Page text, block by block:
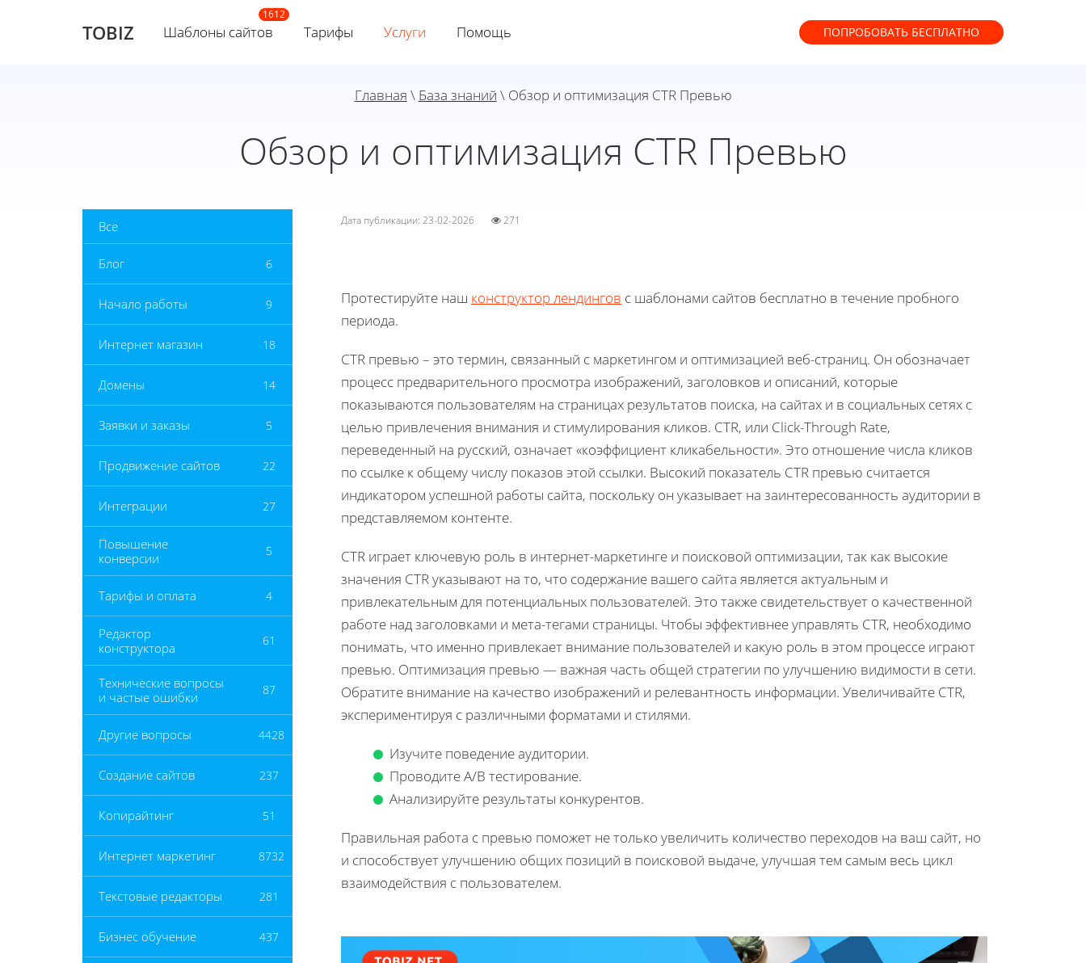
TOBIZ Шаблоны сайтов Тарифы Услуги Помощь ПОПРОБОВАТЬ БЕСПЛАТНО
Главная \ База знаний \ Обзор и оптимизация CTR Превью
Обзор и оптимизация CTR Превью
Все
Блог 6
Начало работы 9
Интернет магазин 18
Домены 14
Заявки и заказы 5
Продвижение сайтов 22
Интеграции 27
Повышение
конверсии
5
Тарифы и оплата 4
Редактор
конструктора
61
Технические вопросы
и частые ошибки
87
Другие вопросы 4428
Создание сайтов 237
Копирайтинг 51
Интернет маркетинг 8732
Текстовые редакторы 281
Бизнес обучение 437
Дата публикации: 23-02-2026 271
Протестируйте наш конструктор лендингов с шаблонами сайтов бесплатно в течение пробного
периода.
CTR превью – это термин, связанный с маркетингом и оптимизацией веб-страниц. Он обозначает
процесс предварительного просмотра изображений, заголовков и описаний, которые
показываются пользователям на страницах результатов поиска, на сайтах и в социальных сетях с
целью привлечения внимания и стимулирования кликов. CTR, или Click-Through Rate,
переведенный на русский, означает «коэффициент кликабельности». Это отношение числа кликов
по ссылке к общему числу показов этой ссылки. Высокий показатель CTR превью считается
индикатором успешной работы сайта, поскольку он указывает на заинтересованность аудитории в
представляемом контенте.
CTR играет ключевую роль в интернет-маркетинге и поисковой оптимизации, так как высокие
значения CTR указывают на то, что содержание вашего сайта является актуальным и
привлекательным для потенциальных пользователей. Это также свидетельствует о качественной
работе над заголовками и мета-тегами страницы. Чтобы эффективнее управлять CTR, необходимо
понимать, что именно привлекает внимание пользователей и какую роль в этом процессе играют
превью. Оптимизация превью — важная часть общей стратегии по улучшению видимости в сети.
Обратите внимание на качество изображений и релевантность информации. Увеличивайте CTR,
экспериментируя с различными форматами и стилями.
Изучите поведение аудитории.
Проводите A/B тестирование.
Анализируйте результаты конкурентов.
Правильная работа с превью поможет не только увеличить количество переходов на ваш сайт, но
и способствует улучшению общих позиций в поисковой выдаче, улучшая тем самым весь цикл
взаимодействия с пользователем.